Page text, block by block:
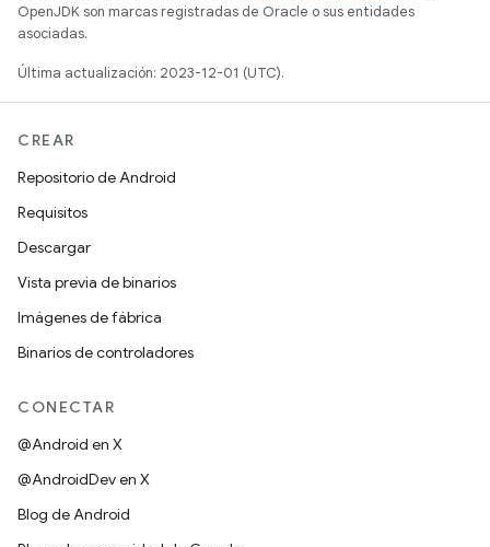
OpenJDK son marcas registradas de Oracle o sus entidades
asociadas.
Última actualización: 2023-12-01 (UTC).
CREAR
Repositorio de Android
Requisitos
Descargar
Vista previa de binarios
Imágenes de fábrica
Binarios de controladores
CONECTAR
@Android en X
@AndroidDev en X
Blog de Android